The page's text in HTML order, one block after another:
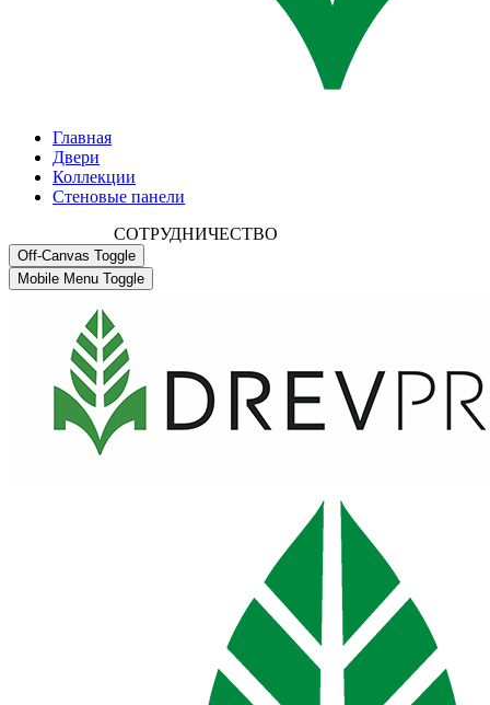
Главная
Двери
Коллекции
Стеновые панели
СОТРУДНИЧЕСТВО
Off-Canvas Toggle
Mobile Menu Toggle